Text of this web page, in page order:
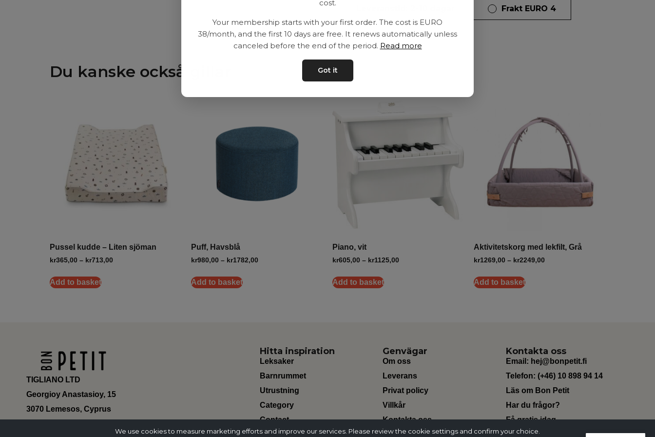
Frakt EURO 4
Du kanske också gillar
Pussel kudde – Liten sjöman
kr365,00 – kr713,00
Add to basket
Puff, Havsblå
kr980,00 – kr1782,00
Add to basket
Piano, vit
kr605,00 – kr1125,00
Add to basket
Aktivitetskorg med lekfilt, Grå
kr1269,00 – kr2249,00
Add to basket
TIGLIANO LTD
Georgioy Anastasioy, 15
3070 Lemesos, Cyprus
Hitta inspiration
Leksaker
Barnrummet
Utrustning
Category
Contact
Genvägar
Om oss
Leverans
Privat policy
Villkår
Kontakta oss
Kontakta oss
Email: hej@bonpetit.fi
Telefon: (+46) 10 898 94 14
Läs om Bon Petit
Har du frågor?
Få gratis idag
Change Currency
cost.
Your membership starts with your first order. The cost is EURO
38/month, and the first 10 days are free. It renews automatically unless
canceled before the end of the period. Read more
Got it
We use cookies to measure marketing efforts and improve our services. Please review the cookie settings and confirm your choice.